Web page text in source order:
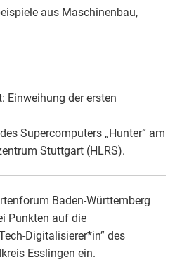
aus Maschinenbau,
Einweihung der ersten
Supercomputers „Hunter“ am
Stuttgart (HLRS).
Baden-Württemberg
Punkten auf die
Digitalisierer*in” des
Esslingen ein.